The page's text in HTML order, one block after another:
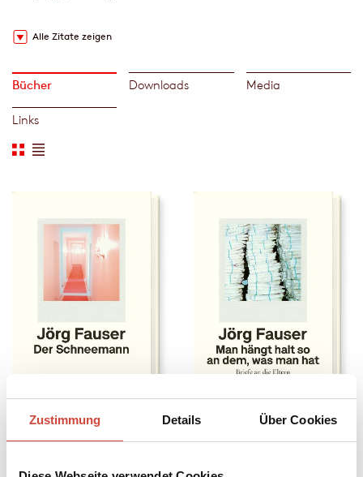
Zustimmung Details Über Cookies
Alle Zitate zeigen
Bücher Downloads Media
Links